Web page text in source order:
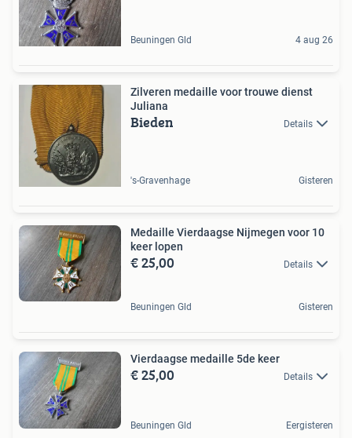
Beuningen Gld 4 aug 26
Zilveren medaille voor trouwe dienst
Juliana
Bieden Details
's-Gravenhage Gisteren
Medaille Vierdaagse Nijmegen voor 10
keer lopen
€ 25,00 Details
Beuningen Gld Gisteren
Vierdaagse medaille 5de keer
€ 25,00 Details
Beuningen Gld Eergisteren